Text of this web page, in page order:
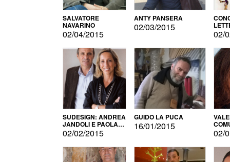
SALVATORE
NAVARINO
02/04/2015
ANTY PANSERA
02/03/2015
02/
SUDESIGN: ANDREA
JANDOLI E PAOLA
PISAPIA
02/02/2015
GUIDO LA PUCA
16/01/2015
02/